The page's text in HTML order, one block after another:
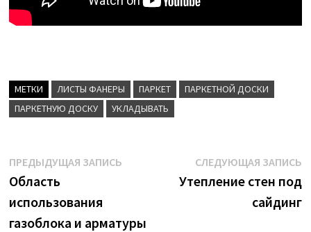
МЕТКИ ЛИСТЫ ФАНЕРЫ ПАРКЕТ
ПАРКЕТНОЙ ДОСКИ
ПАРКЕТНУЮ ДОСКУ
УКЛАДЫВАТЬ
Навигация
по
записям
ПРЕДЫДУЩАЯ ЗАПИСЬПредыдущая
Область
использования
газоблока и арматуры
СЛЕДУЮЩАЯ ЗАПИСЬ
Утепление стен под
сайдинг